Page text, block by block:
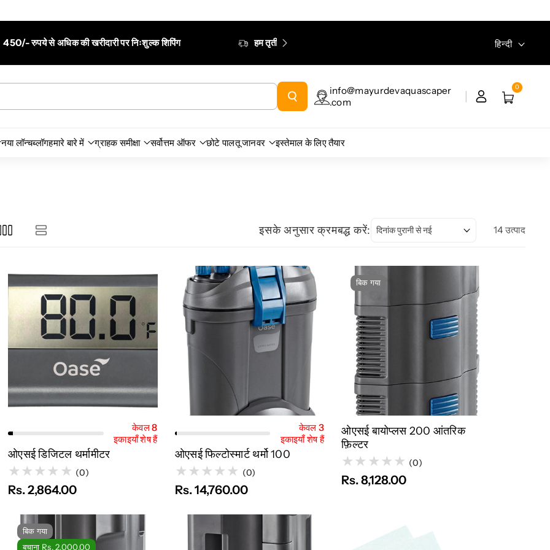
हम तृतीय पक्ष कूरियर सेवाओं के कारण होने वाली देरी के लिए जिम्मेदार नहीं हैं।
checkout, as the tracking link will be sent to your email.
भाषा
हिन्दी
info@mayurdevaquascaper
.com
0
नया लॉन्चब्लॉगहमारे बारे में ग्राहक समीक्षा सर्वोत्तम ऑफर छोटे पालतू जानवर इस्तेमाल के लिए तैयार
इसके अनुसार क्रमबद्ध करें: 14 उत्पाद
त्वरित नज़र कार्ट में जोड़ें
केवल 8
इकाइयाँ शेष हैं
ओएसई डिजिटल थर्मामीटर
(0)
Rs. 2,864.00
त्वरित नज़र कार्ट में जोड़ें
केवल 3
इकाइयाँ शेष हैं
ओएसई फिल्टोस्मार्ट थर्मो 100
(0)
Rs. 14,760.00
बिक गया
त्वरित नज़र बिक गया
ओएसई बायोप्लस 200 आंतरिक
फ़िल्टर
(0)
Rs. 8,128.00
बिक गया
बचाना Rs. 2,000.00